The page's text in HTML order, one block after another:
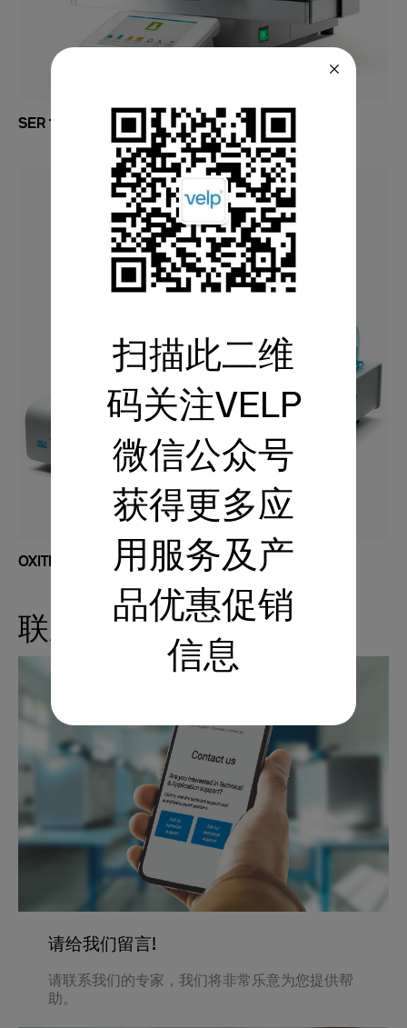
SER 158系列自动溶剂萃取仪
OXITEST 氧化稳定性分析仪
联系我们
请给我们留言!
请联系我们的专家，我们将非常乐意为您提供帮
助。
扫描此二维
码关注VELP
微信公众号
获得更多应
用服务及产
品优惠促销
信息